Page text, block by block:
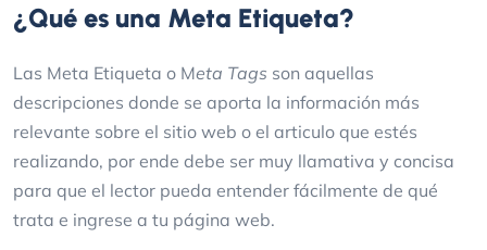
¿Qué es una Meta Etiqueta?
Las Meta Etiqueta o Meta Tags son aquellas
descripciones donde se aporta la información más
relevante sobre el sitio web o el articulo que estés
realizando, por ende debe ser muy llamativa y concisa
para que el lector pueda entender fácilmente de qué
trata e ingrese a tu página web.